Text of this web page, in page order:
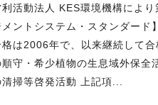
活動法人 KES環境機構によ
ントシステム・スタンダード
は2006年で、以来継続して
順守・希少植物の生息域外保
掃等啓発活動 上記項...